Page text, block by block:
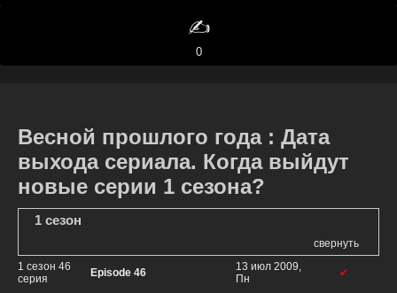
✍️
0
Весной прошлого года : Дата
выхода сериала. Когда выйдут
новые серии 1 сезона?
1 сезон
свернуть
1 сезон 46
серия
Episode 46
13 июл 2009,
Пн
✔